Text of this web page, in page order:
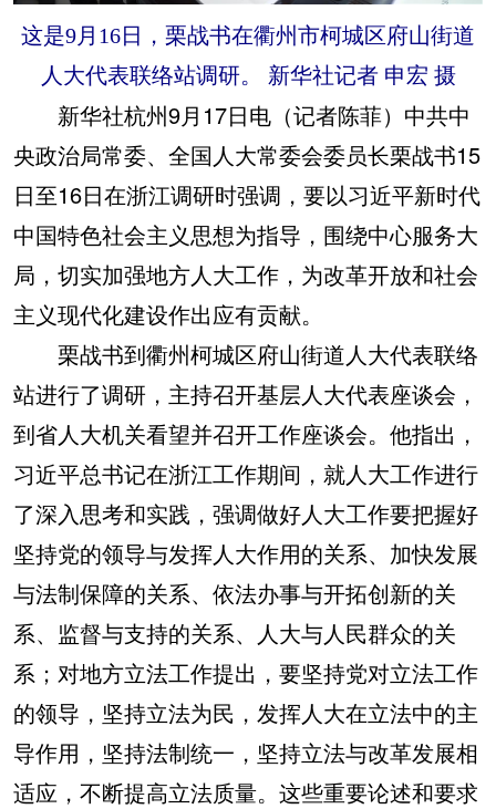
这是9月16日，栗战书在衢州市柯城区府山街道
人大代表联络站调研。 新华社记者 申宏 摄
新华社杭州9月17日电（记者陈菲）中共中
央政治局常委、全国人大常委会委员长栗战书15
日至16日在浙江调研时强调，要以习近平新时代
中国特色社会主义思想为指导，围绕中心服务大
局，切实加强地方人大工作，为改革开放和社会
主义现代化建设作出应有贡献。
栗战书到衢州柯城区府山街道人大代表联络
站进行了调研，主持召开基层人大代表座谈会，
到省人大机关看望并召开工作座谈会。他指出，
习近平总书记在浙江工作期间，就人大工作进行
了深入思考和实践，强调做好人大工作要把握好
坚持党的领导与发挥人大作用的关系、加快发展
与法制保障的关系、依法办事与开拓创新的关
系、监督与支持的关系、人大与人民群众的关
系；对地方立法工作提出，要坚持党对立法工作
的领导，坚持立法为民，发挥人大在立法中的主
导作用，坚持法制统一，坚持立法与改革发展相
适应，不断提高立法质量。这些重要论述和要求